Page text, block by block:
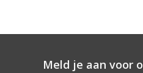
Meld je aan voor